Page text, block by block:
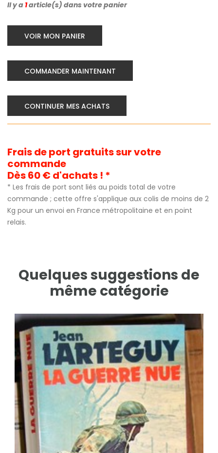
Il y a 1article(s) dans votre panier
VOIR MON PANIER
COMMANDER MAINTENANT
CONTINUER MES ACHATS
Frais de port gratuits sur votre
commande
Dès 60 € d'achats ! *
* Les frais de port sont liés au poids total de votre
commande ; cette offre s'applique aux colis de moins de 2
Kg pour un envoi en France métropolitaine et en point
relais.
Quelques suggestions de
même catégorie